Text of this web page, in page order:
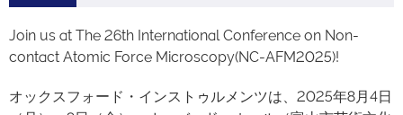
Join us at The 26th International Conference on Non-
contact Atomic Force Microscopy(NC-AFM2025)!
オックスフォード・インストゥルメンツは、2025年8月4日